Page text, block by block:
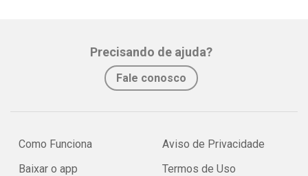
Precisando de ajuda?
Fale conosco
Como Funciona
Baixar o app
Aviso de Privacidade
Termos de Uso